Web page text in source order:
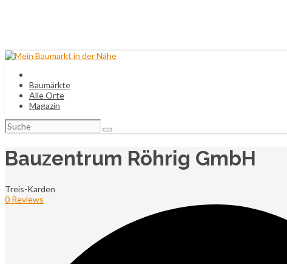
Baumärkte
Alle Orte
Magazin
Suchen
nach:
Bauzentrum Röhrig GmbH
Treis-Karden
0 Reviews